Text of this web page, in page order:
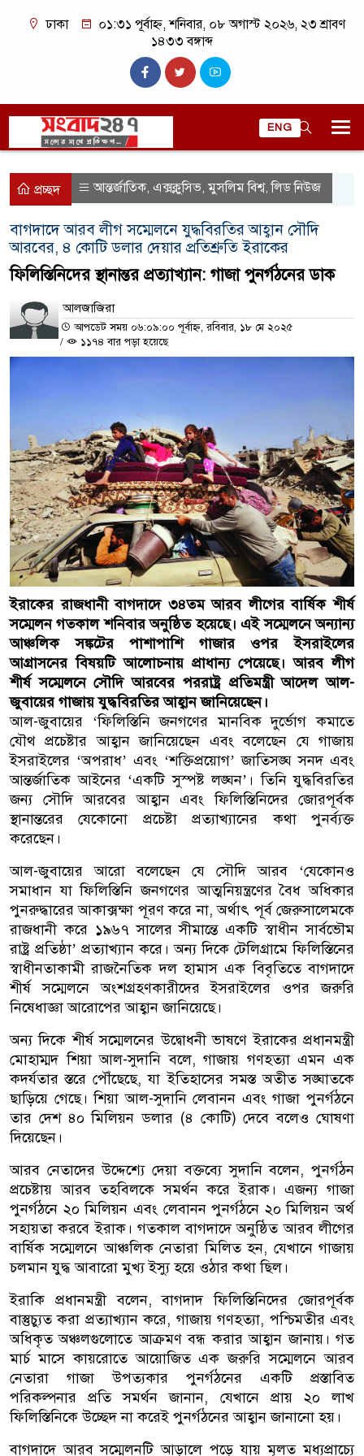
ঢাকা
০১:৩১ পূর্বাহ্ন, শনিবার, ০৮ অগাস্ট ২০২৬, ২৩ শ্রাবণ
১৪৩৩ বঙ্গাব্দ
ENG
প্রচ্ছদ আন্তর্জাতিক, এক্সক্লুসিভ,মুসলিম বিশ্ব,লিড নিউজ
বাগদাদে আরব লীগ সম্মেলনে যুদ্ধবিরতির আহ্বান সৌদি
আরবের, ৪ কোটি ডলার দেয়ার প্রতিশ্রুতি ইরাকের
ফিলিস্তিনিদের স্থানান্তর প্রত্যাখ্যান: গাজা পুনর্গঠনের ডাক
আলজাজিরা
আপডেট সময় ০৬:০৯:০০ পূর্বাহ্ন, রবিবার, ১৮ মে ২০২৫
/
১১৭৪ বার পড়া হয়েছে
ইরাকের রাজধানী বাগদাদে ৩৪তম আরব লীগের বার্ষিক শীর্ষ
সম্মেলন গতকাল শনিবার অনুষ্ঠিত হয়েছে। এই সম্মেলনে অন্যান্য
আঞ্চলিক সঙ্কটের পাশাপাশি গাজার ওপর ইসরাইলের
আগ্রাসনের বিষয়টি আলোচনায় প্রাধান্য পেয়েছে। আরব লীগ
শীর্ষ সম্মেলনে সৌদি আরবের পররাষ্ট্র প্রতিমন্ত্রী আদেল আল-
জুবায়ের গাজায় যুদ্ধবিরতির আহ্বান জানিয়েছেন।
আল-জুবায়ের ‘ফিলিস্তিনি জনগণের মানবিক দুর্ভোগ কমাতে
যৌথ প্রচেষ্টার আহ্বান জানিয়েছেন এবং বলেছেন যে গাজায়
ইসরাইলের ‘অপরাধ’ এবং ‘শক্তিপ্রয়োগ’ জাতিসঙ্ঘ সনদ এবং
আন্তর্জাতিক আইনের ‘একটি সুস্পষ্ট লঙ্ঘন’। তিনি যুদ্ধবিরতির
জন্য সৌদি আরবের আহ্বান এবং ফিলিস্তিনিদের জোরপূর্বক
স্থানান্তরের যেকোনো প্রচেষ্টা প্রত্যাখ্যানের কথা পুনর্ব্যক্ত
করেছেন।
আল-জুবায়ের আরো বলেছেন যে সৌদি আরব ‘যেকোনও
সমাধান যা ফিলিস্তিনি জনগণের আত্মনিয়ন্ত্রণের বৈধ অধিকার
পুনরুদ্ধারের আকাক্সক্ষা পূরণ করে না, অর্থাৎ পূর্ব জেরুসালেমকে
রাজধানী করে ১৯৬৭ সালের সীমান্তে একটি স্বাধীন সার্বভৌম
রাষ্ট্র প্রতিষ্ঠা’ প্রত্যাখ্যান করে। অন্য দিকে টেলিগ্রামে ফিলিস্তিনের
স্বাধীনতাকামী রাজনৈতিক দল হামাস এক বিবৃতিতে বাগদাদে
শীর্ষ সম্মেলনে অংশগ্রহণকারীদের ইসরাইলের ওপর জরুরি
নিষেধাজ্ঞা আরোপের আহ্বান জানিয়েছে।
অন্য দিকে শীর্ষ সম্মেলনের উদ্বোধনী ভাষণে ইরাকের প্রধানমন্ত্রী
মোহাম্মদ শিয়া আল-সুদানি বলে, গাজায় গণহত্যা এমন এক
কদর্যতার স্তরে পৌঁছেছে, যা ইতিহাসের সমস্ত অতীত সঙ্ঘাতকে
ছাড়িয়ে গেছে। শিয়া আল-সুদানি লেবানন এবং গাজা পুনর্গঠনে
তার দেশ ৪০ মিলিয়ন ডলার (৪ কোটি) দেবে বলেও ঘোষণা
দিয়েছেন।
আরব নেতাদের উদ্দেশ্যে দেয়া বক্তব্যে সুদানি বলেন, পুনর্গঠন
প্রচেষ্টায় আরব তহবিলকে সমর্থন করে ইরাক। এজন্য গাজা
পুনর্গঠনে ২০ মিলিয়ন এবং লেবানন পুনর্গঠনে ২০ মিলিয়ন অর্থ
সহায়তা করবে ইরাক। গতকাল বাগদাদে অনুষ্ঠিত আরব লীগের
বার্ষিক সম্মেলনে আঞ্চলিক নেতারা মিলিত হন, যেখানে গাজায়
চলমান যুদ্ধ আবারো মুখ্য ইস্যু হয়ে ওঠার কথা ছিল।
ইরাকি প্রধানমন্ত্রী বলেন, বাগদাদ ফিলিস্তিনিদের জোরপূর্বক
বাস্তুচ্যুত করা প্রত্যাখ্যান করে, গাজায় গণহত্যা, পশ্চিমতীর এবং
অধিকৃত অঞ্চলগুলোতে আক্রমণ বন্ধ করার আহ্বান জানায়। গত
মার্চ মাসে কায়রোতে আয়োজিত এক জরুরি সম্মেলনে আরব
নেতারা গাজা উপত্যকার পুনর্গঠনের একটি প্রস্তাবিত
পরিকল্পনার প্রতি সমর্থন জানান, যেখানে প্রায় ২০ লাখ
ফিলিস্তিনিকে উচ্ছেদ না করেই পুনর্গঠনের আহ্বান জানানো হয়।
বাগদাদে আরব সম্মেলনটি আড়ালে পড়ে যায় মূলত মধ্যপ্রাচ্যে